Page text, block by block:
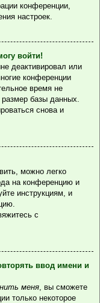
конференции,
настроек.
войти!
деактивировал или
конференции
время не
базы данных.
снова и
можно легко
на конференцию и
инструкциям, и
с
ввод имени и
меня , вы сможете
только некоторое